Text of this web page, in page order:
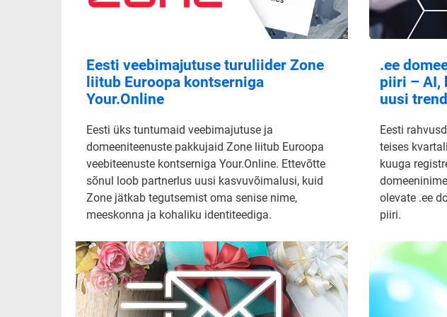
Eesti veebimajutuse turuliider Zone
liitub Euroopa kontserniga
Your.Online
Eesti üks tuntumaid veebimajutuse ja
domeeniteenuste pakkujaid Zone liitub Euroopa
veebiteenuste kontserniga Your.Online. Ettevõtte
sõnul loob partnerlus uusi kasvuvõimalusi, kuid
Zone jätkab tegutsemist oma senise nime,
meeskonna ja kohaliku identiteediga.
.ee
piiri – AI,
uusi
Eesti
teises
kuuga
olevate .ee
piiri.